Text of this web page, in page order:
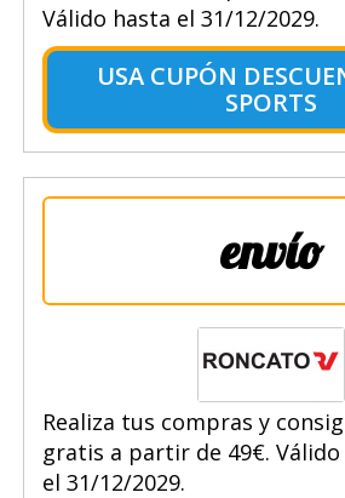
Válido hasta el 31/12/2029.
USA CUPÓN
SPORTS
envío
Realiza tus compras y
gratis a partir de 49€.
el 31/12/2029.